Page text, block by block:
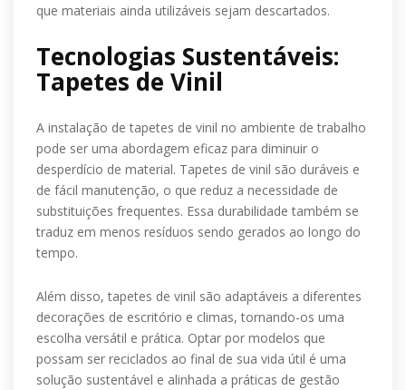
que materiais ainda utilizáveis sejam descartados.
Tecnologias Sustentáveis:
Tapetes de Vinil
A instalação de tapetes de vinil no ambiente de trabalho
pode ser uma abordagem eficaz para diminuir o
desperdício de material. Tapetes de vinil são duráveis e
de fácil manutenção, o que reduz a necessidade de
substituições frequentes. Essa durabilidade também se
traduz em menos resíduos sendo gerados ao longo do
tempo.
Além disso, tapetes de vinil são adaptáveis a diferentes
decorações de escritório e climas, tornando-os uma
escolha versátil e prática. Optar por modelos que
possam ser reciclados ao final de sua vida útil é uma
solução sustentável e alinhada a práticas de gestão